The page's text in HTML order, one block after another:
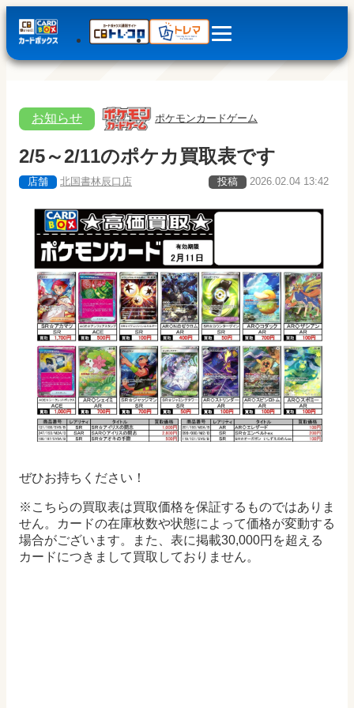
お知らせ ポケモンカードゲーム
2/5～2/11のポケカ買取表です
店舗 北国書林辰口店 投稿 2026.02.04 13:42
ぜひお持ちください！
※こちらの買取表は買取価格を保証するものではありま
せん。カードの在庫枚数や状態によって価格が変動する
場合がございます。また、表に掲載30,000円を超える
カードにつきまして買取しておりません。